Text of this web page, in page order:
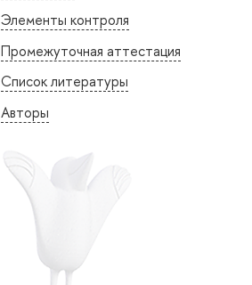
Элементы контроля
Промежуточная аттестация
Список литературы
Авторы